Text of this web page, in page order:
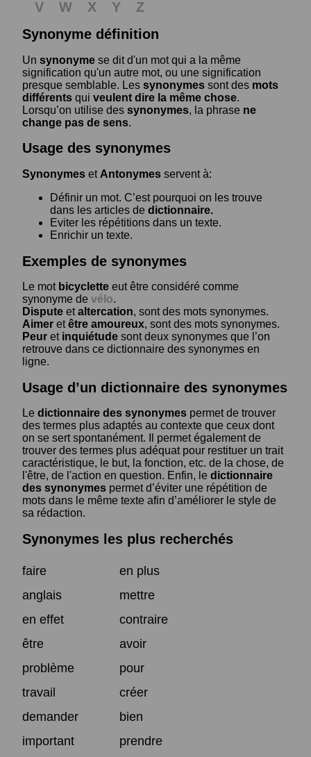
V W X Y
Z
Synonyme définition
Un synonyme se dit d'un mot qui a la même
signification qu'un autre mot, ou une signification
presque semblable. Les synonymes sont des mots
différents qui veulent dire la même chose.
Lorsqu’on utilise des synonymes, la phrase ne
change pas de sens.
Usage des synonymes
Synonymes et Antonymes servent à:
Définir un mot. C’est pourquoi on les trouve
dans les articles de dictionnaire.
Eviter les répétitions dans un texte.
Enrichir un texte.
Exemples de synonymes
Le mot bicyclette eut être considéré comme
synonyme de vélo.
Dispute etaltercation, sont des mots synonymes.
Aimer etêtre amoureux, sont des mots synonymes.
Peur et inquiétude sont deux synonymes que l’on
retrouve dans ce dictionnaire des synonymes en
ligne.
Usage d’un dictionnaire des synonymes
Le dictionnaire des synonymes permet de trouver
des termes plus adaptés au contexte que ceux dont
on se sert spontanément. Il permet également de
trouver des termes plus adéquat pour restituer un trait
caractéristique, le but, la fonction, etc. de la chose, de
l'être, de l'action en question. Enfin, le dictionnaire
des synonymes permet d’éviter une répétition de
mots dans le même texte afin d’améliorer le style de
sa rédaction.
Synonymes les plus recherchés
faire
en plus
anglais
mettre
en effet
contraire
être
avoir
problème
pour
travail
créer
demander
bien
important
prendre